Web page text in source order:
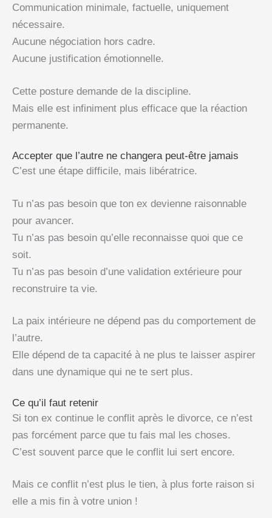
Communication minimale, factuelle, uniquement
nécessaire.
Aucune négociation hors cadre.
Aucune justification émotionnelle.
Cette posture demande de la discipline.
Mais elle est infiniment plus efficace que la réaction
permanente.
Accepter que l’autre ne changera peut-être jamais
C’est une étape difficile, mais libératrice.
Tu n’as pas besoin que ton ex devienne raisonnable
pour avancer.
Tu n’as pas besoin qu’elle reconnaisse quoi que ce
soit.
Tu n’as pas besoin d’une validation extérieure pour
reconstruire ta vie.
La paix intérieure ne dépend pas du comportement de
l’autre.
Elle dépend de ta capacité à ne plus te laisser aspirer
dans une dynamique qui ne te sert plus.
Ce qu’il faut retenir
Si ton ex continue le conflit après le divorce, ce n’est
pas forcément parce que tu fais mal les choses.
C’est souvent parce que le conflit lui sert encore.
Mais ce conflit n’est plus le tien, à plus forte raison si
elle a mis fin à votre union !